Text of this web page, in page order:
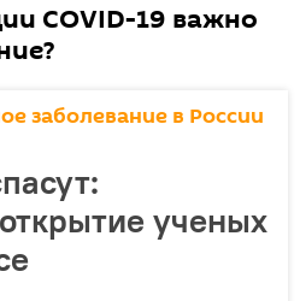
COVID-19 важно
заболевание в России
ученых